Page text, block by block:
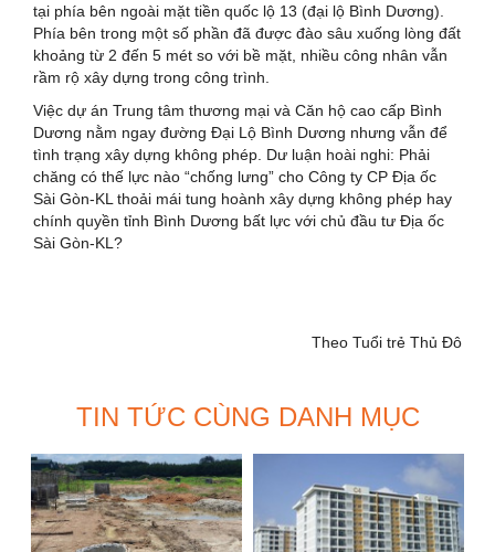
tại phía bên ngoài mặt tiền quốc lộ 13 (đại lộ Bình Dương).
Phía bên trong một số phần đã được đào sâu xuống lòng đất
khoảng từ 2 đến 5 mét so với bề mặt, nhiều công nhân vẫn
rầm rộ xây dựng trong công trình.
Việc dự án Trung tâm thương mại và Căn hộ cao cấp Bình
Dương nằm ngay đường Đại Lộ Bình Dương nhưng vẫn để
tình trạng xây dựng không phép. Dư luận hoài nghi: Phải
chăng có thế lực nào “chống lưng” cho Công ty CP Địa ốc
Sài Gòn-KL thoải mái tung hoành xây dựng không phép hay
chính quyền tỉnh Bình Dương bất lực với chủ đầu tư Địa ốc
Sài Gòn-KL?
Theo Tuổi trẻ Thủ Đô
TIN TỨC CÙNG DANH MỤC